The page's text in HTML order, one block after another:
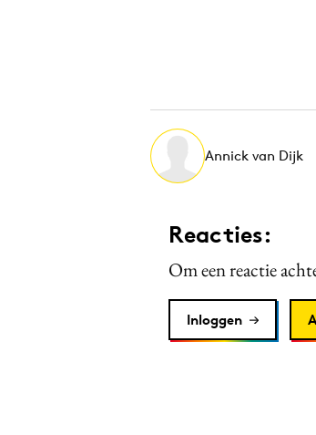
Annick van Dijk
Reacties:
Om een reactie
Inloggen